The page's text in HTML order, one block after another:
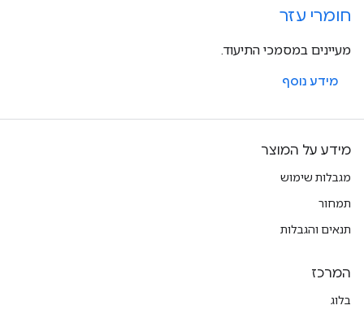
חומרי עזר
מעיינים במסמכי התיעוד.
מידע נוסף
מידע על המוצר
מגבלות שימוש
תמחור
תנאים והגבלות
המרכז
בלוג